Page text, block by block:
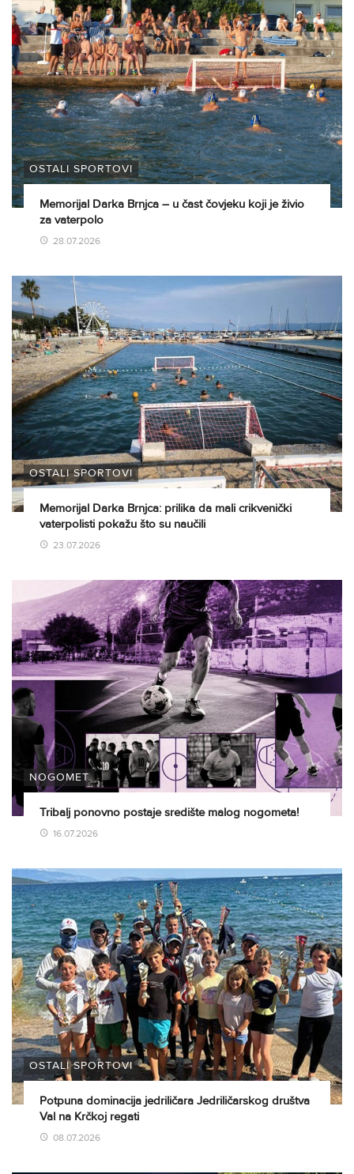
OSTALI SPORTOVI
Memorijal Darka Brnjca – u čast čovjeku koji je živio
za vaterpolo
28.07.2026
OSTALI SPORTOVI
Memorijal Darka Brnjca: prilika da mali crikvenički
vaterpolisti pokažu što su naučili
23.07.2026
NOGOMET
Tribalj ponovno postaje središte malog nogometa!
16.07.2026
OSTALI SPORTOVI
Potpuna dominacija jedriličara Jedriličarskog društva
Val na Krčkoj regati
08.07.2026